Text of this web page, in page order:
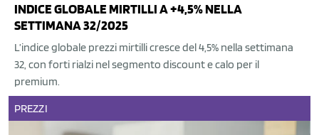
INDICE GLOBALE MIRTILLI A +4,5% NELLA
SETTIMANA 32/2025
L’indice globale prezzi mirtilli cresce del 4,5% nella settimana
32, con forti rialzi nel segmento discount e calo per il
premium.
PREZZI